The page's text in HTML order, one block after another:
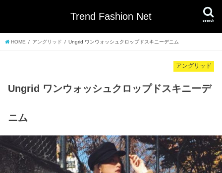
Trend Fashion Net search
HOME アングリッド Ungrid ワンウォッシュクロップドスキニーデニム
アングリッド
Ungrid ワンウォッシュクロップドスキニーデ
ニム